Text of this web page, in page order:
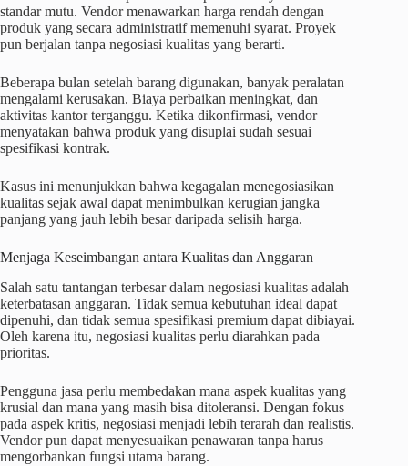
standar mutu. Vendor menawarkan harga rendah dengan
produk yang secara administratif memenuhi syarat. Proyek
pun berjalan tanpa negosiasi kualitas yang berarti.
Beberapa bulan setelah barang digunakan, banyak peralatan
mengalami kerusakan. Biaya perbaikan meningkat, dan
aktivitas kantor terganggu. Ketika dikonfirmasi, vendor
menyatakan bahwa produk yang disuplai sudah sesuai
spesifikasi kontrak.
Kasus ini menunjukkan bahwa kegagalan menegosiasikan
kualitas sejak awal dapat menimbulkan kerugian jangka
panjang yang jauh lebih besar daripada selisih harga.
Menjaga Keseimbangan antara Kualitas dan Anggaran
Salah satu tantangan terbesar dalam negosiasi kualitas adalah
keterbatasan anggaran. Tidak semua kebutuhan ideal dapat
dipenuhi, dan tidak semua spesifikasi premium dapat dibiayai.
Oleh karena itu, negosiasi kualitas perlu diarahkan pada
prioritas.
Pengguna jasa perlu membedakan mana aspek kualitas yang
krusial dan mana yang masih bisa ditoleransi. Dengan fokus
pada aspek kritis, negosiasi menjadi lebih terarah dan realistis.
Vendor pun dapat menyesuaikan penawaran tanpa harus
mengorbankan fungsi utama barang.